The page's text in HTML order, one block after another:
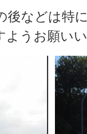
後などは特
ようお願い